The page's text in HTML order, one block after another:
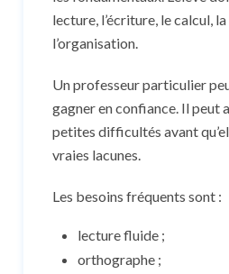
lecture, l’écriture, le calcul,
l’organisation.
Un professeur particulier
gagner en confiance. Il peut
petites difficultés avant
vraies lacunes.
Les besoins fréquents sont :
lecture fluide ;
orthographe ;